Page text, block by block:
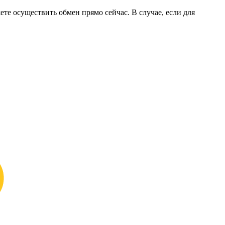
осуществить обмен прямо сейчас. В случае, если для